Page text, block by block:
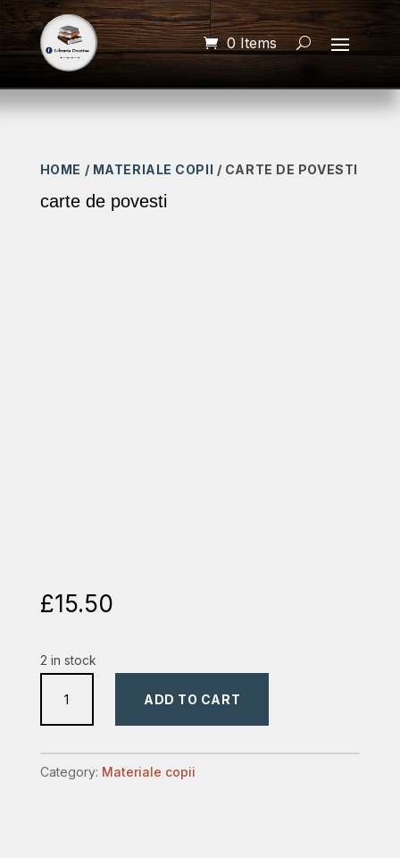
0 Items
HOME / MATERIALE COPII / CARTE DE POVESTI
carte de povesti
£15.50
2 in stock
quantity
ADD TO CART
Category: Materiale copii